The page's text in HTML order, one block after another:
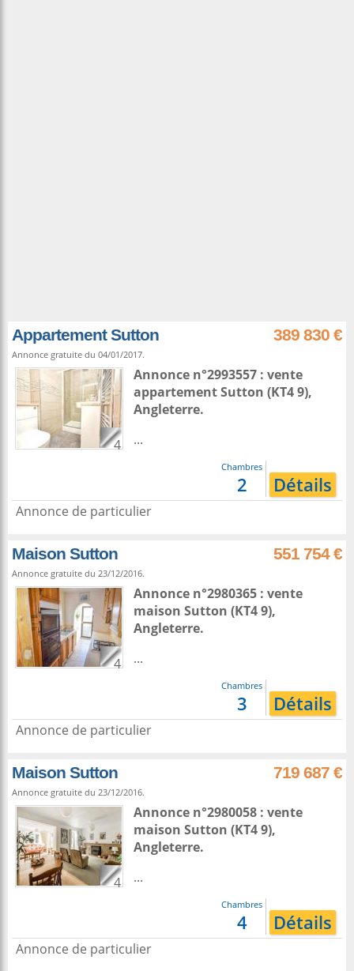
Appartement Sutton 389 830 €
Annonce gratuite du 04/01/2017.
4
Annonce n°2993557 : vente
appartementSutton (KT4 9),
Angleterre.
...
Chambres
2 Détails
Annonce de particulier
Maison Sutton 551 754 €
Annonce gratuite du 23/12/2016.
4
Annonce n°2980365 : vente
maison Sutton (KT4 9),
Angleterre.
...
Chambres
3 Détails
Annonce de particulier
Maison Sutton 719 687 €
Annonce gratuite du 23/12/2016.
4
Annonce n°2980058 : vente
maison Sutton (KT4 9),
Angleterre.
...
Chambres
4 Détails
Annonce de particulier